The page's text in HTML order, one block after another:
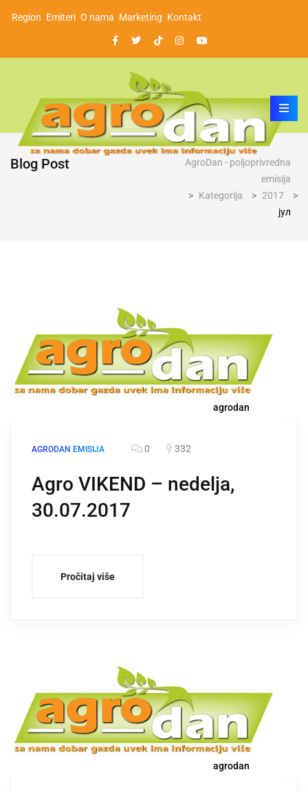
Region Emiteri O nama Marketing Kontakt
Blog Post
AgroDan - poljoprivredna
emisija
> Kategorija > 2017
>
јул
agrodan
AGRODAN EMISIJA 0 332
Agro VIKEND – nedelja,
30.07.2017
Pročitaj više
agrodan